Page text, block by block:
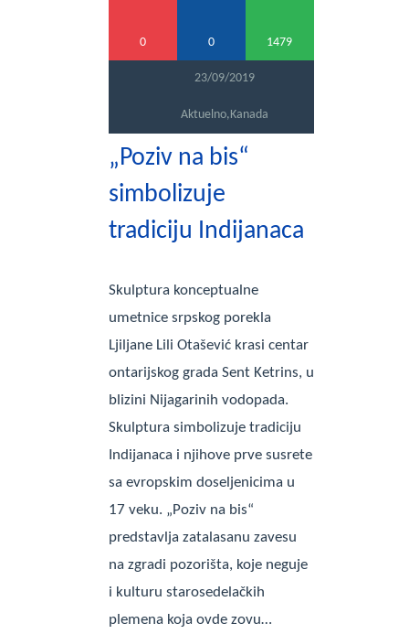
0 0 1479
23/09/2019
Aktuelno,Kanada
„Poziv na bis“
simbolizuje
tradiciju Indijanaca
Skulptura konceptualne
umetnice srpskog porekla
Ljiljane Lili Otašević krasi centar
ontarijskog grada Sent Ketrins, u
blizini Nijagarinih vodopada.
Skulptura simbolizuje tradiciju
Indijanaca i njihove prve susrete
sa evropskim doseljenicima u
17 veku. „Poziv na bis“
predstavlja zatalasanu zavesu
na zgradi pozorišta, koje neguje
i kulturu starosedelačkih
plemena koja ovde zovu…